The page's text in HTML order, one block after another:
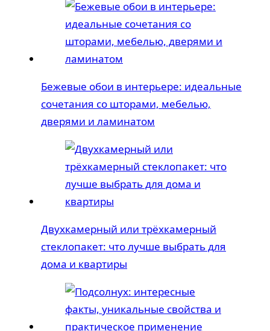
Бежевые обои в интерьере: идеальные
сочетания со шторами, мебелью,
дверями и ламинатом
Двухкамерный или трёхкамерный
стеклопакет: что лучше выбрать для
дома и квартиры